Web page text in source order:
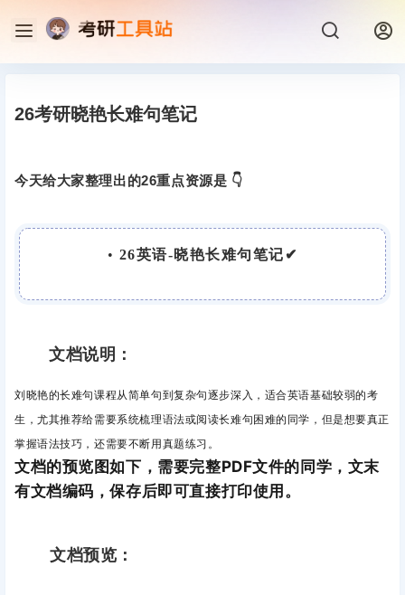
26考研晓艳长难句笔记
今天给大家整理出的26重点资源是 👇
• 26英语-晓艳长难句笔记✔
文档说明：
刘晓艳的长难句课程从简单句到复杂句逐步深入， 适合英语基础较弱的考
生，尤其推荐给需要系统梳理语法或阅读长难句困难的同学，但是想要真正
掌握语法技巧，还需要不断用真题练习。
文档的预览图如下，需要完整PDF文件的同学，文末
有文档编码，保存后即可直接打印使用。
文档预览：